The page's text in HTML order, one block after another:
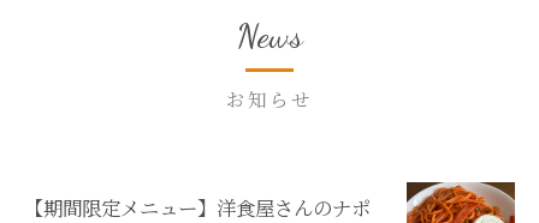
News
お知らせ
【期間限定メニュー】洋食屋さんのナポ